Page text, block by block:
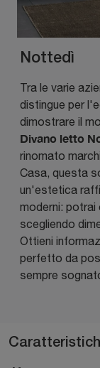
Nottedì
Tra le varie
distingue per
dimostrare il
Divano letto
rinomato
Casa, questa
un'estetica
moderni: potrai
scegliendo
Ottieni
perfetto da
sempre